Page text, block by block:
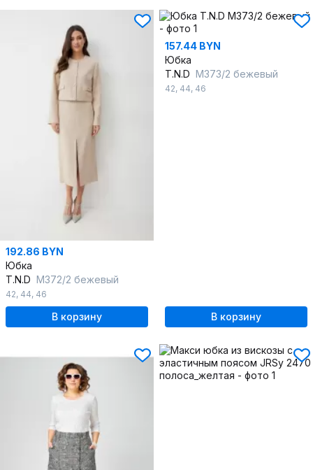
192.86 BYN
Юбка
T.N.D М372/2 бежевый
42, 44, 46
В корзину
157.44 BYN
Юбка
T.N.D М373/2 бежевый
42, 44, 46
В корзину